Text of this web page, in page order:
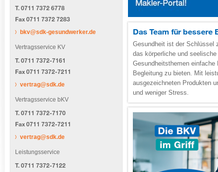
Kampagnen
Privatkunden Firmenkunden
T. 0711 7372 6778
Fax 0711 7372 7283
bkv@sdk-gesundwerker.de
Vertragsservice KV
T. 0711 7372-7161
Fax 0711 7372-7211
vertrag@sdk.de
Vertragsservice bKV
T. 0711 7372-7170
Fax 0711 7372-7211
vertrag@sdk.de
Leistungsservice
T. 0711 7372-7122
Das Team für bessere
Gesundheit ist der Schlüssel
das körperliche und
Gesundheitsthemen
Begleitung zu bieten. Mit
ausgezeichneten Produkten
und weniger Stress.